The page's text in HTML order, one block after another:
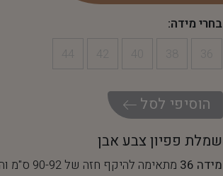
בחרי מידה:
הוסיפי לסל
שמלת פפיון צבע אבן
מידה 36
מתאימה להיקף חזה של 90-92 ס"מ והיקף מותן של 68 ס"מ.